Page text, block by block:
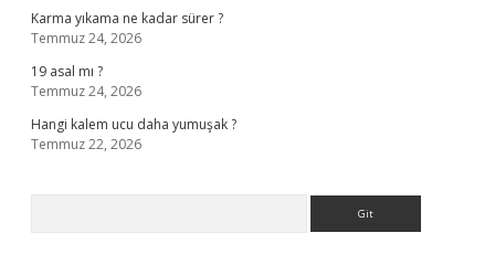
Karma yıkama ne kadar sürer ?
Temmuz 24, 2026
19 asal mı ?
Temmuz 24, 2026
Hangi kalem ucu daha yumuşak ?
Temmuz 22, 2026